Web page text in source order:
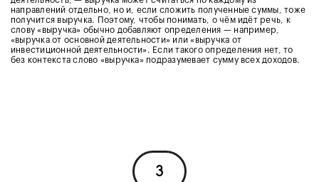
направлений отдельно, но и, если сложить полученные суммы, тоже
получится выручка. Поэтому, чтобы понимать, о чём идёт речь, к
слову «выручка» обычно добавляют определения — например,
«выручка от основной деятельности» или «выручка от
инвестиционной деятельности». Если такого определения нет, то
без контекста слово «выручка» подразумевает сумму всех доходов.
3